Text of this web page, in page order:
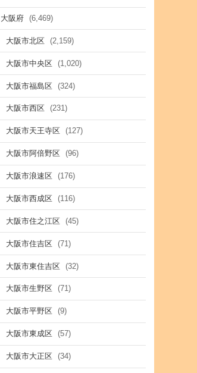
大阪府 (6,469)
大阪市北区 (2,159)
大阪市中央区 (1,020)
大阪市福島区 (324)
大阪市西区 (231)
大阪市天王寺区 (127)
大阪市阿倍野区 (96)
大阪市浪速区 (176)
大阪市西成区 (116)
大阪市住之江区 (45)
大阪市住吉区 (71)
大阪市東住吉区 (32)
大阪市生野区 (71)
大阪市平野区 (9)
大阪市東成区 (57)
大阪市大正区 (34)